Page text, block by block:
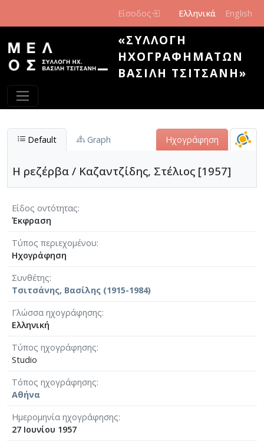
Είσοδος Ελληνικά English
«ΣΥΛΛΟΓΉ
ΗΧΟΓΡΑΦΗΜΆΤΩΝ
ΒΑΣΊΛΗ ΤΣΙΤΣΆΝΗ»
Default Graph Ηχογράφηση
Η ρεζέρβα / Καζαντζίδης, Στέλιος [1957]
Είδος οντότητας
Έκφραση
Τύπος περιεχομένου
Ηχογράφηση
Συνθέτης
Τσιτσάνης, Βασίλης (1915-1984)
Γλώσσα ηχογράφησης
Ελληνική
Τύπος ηχογράφησης
Studio
Τόπος ηχογράφησης
Αθήνα
Ημερομηνία ηχογράφησης
27 Ιουνίου 1957